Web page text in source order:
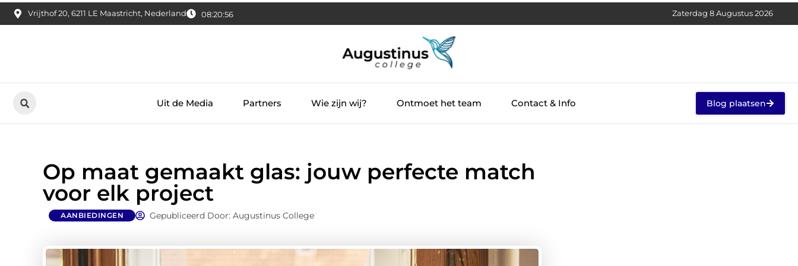
Vrijthof 20, 6211 LE Maastricht, Nederland 08:20:57 Zaterdag 8 Augustus 2026
Uit de Media Partners Wie zijn wij? Ontmoet het team Contact & Info Blog plaatsen
Op maat gemaakt glas: jouw perfecte match
voor elk project
AANBIEDINGEN Gepubliceerd Door: Augustinus College